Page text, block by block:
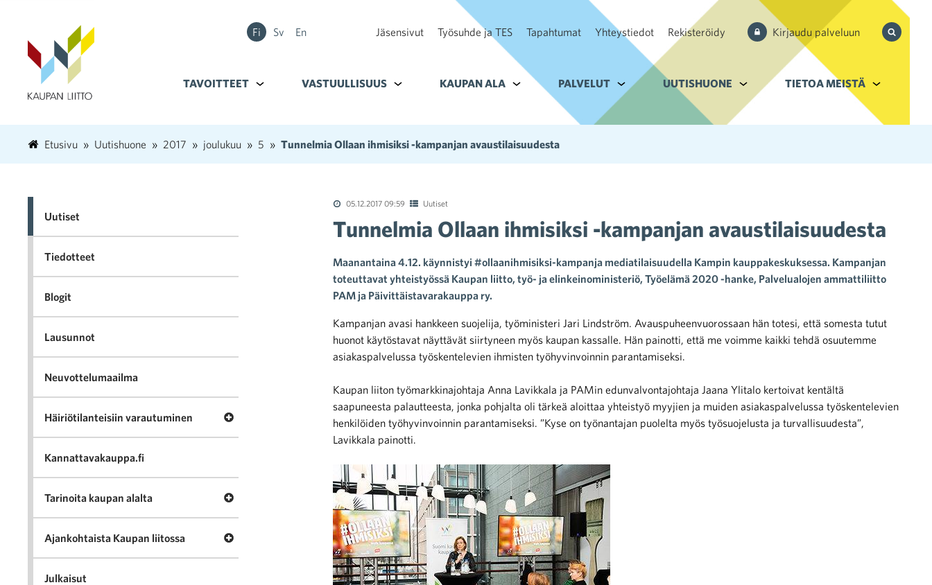
Fi Sv En Jäsensivut Työsuhde ja TES Tapahtumat Yhteystiedot Rekisteröidy Kirjaudu palveluun
Hae
sivustolta
TAVOITTEET Alavalikko kohteelle Tavoitteet
VASTUULLISUUS Alavalikko kohteelle Vastuullisuus
KAUPAN ALA Alavalikko kohteelle Kaupan ala
PALVELUT Alavalikko kohteelle Palvelut
UUTISHUONE Alavalikko kohteelle Uutishuone
TIETOA MEISTÄ Alavalikko
Etusivu Uutishuone 2017 joulukuu 5 Tunnelmia Ollaan ihmisiksi -kampanjan avaustilaisuudesta
05.12.2017 09:59 Uutiset
Tunnelmia Ollaan ihmisiksi -kampanjan avaustilaisuudesta
Maanantaina 4.12. käynnistyi #ollaanihmisiksi-kampanja mediatilaisuudella Kampin kauppakeskuksessa. Kampanjan
toteuttavat yhteistyössä Kaupan liitto, työ- ja elinkeinoministeriö, Työelämä 2020 -hanke, Palvelualojen ammattiliitto
PAM ja Päivittäistavarakauppa ry.
Kampanjan avasi hankkeen suojelija, työministeri Jari Lindström. Avauspuheenvuorossaan hän totesi, että somesta tutut
huonot käytöstavat näyttävät siirtyneen myös kaupan kassalle. Hän painotti, että me voimme kaikki tehdä osuutemme
asiakaspalvelussa työskentelevien ihmisten työhyvinvoinnin parantamiseksi.
Kaupan liiton työmarkkinajohtaja Anna Lavikkala ja PAMin edunvalvontajohtaja Jaana Ylitalo kertoivat kentältä
saapuneesta palautteesta, jonka pohjalta oli tärkeä aloittaa yhteistyö myyjien ja muiden asiakaspalvelussa työskentelevien
henkilöiden työhyvinvoinnin parantamiseksi. ”Kyse on työnantajan puolelta myös työsuojelusta ja turvallisuudesta”,
Lavikkala painotti.
Uutiset
Tiedotteet
Blogit
Lausunnot
Neuvottelumaailma
Häiriötilanteisiin varautuminen Avaa valikko Häiriötilanteisiin varautuminen
Kannattavakauppa.fi
Tarinoita kaupan alalta Avaa valikko Tarinoita kaupan alalta
Ajankohtaista Kaupan liitossa Avaa valikko Ajankohtaista Kaupan liitossa
Julkaisut